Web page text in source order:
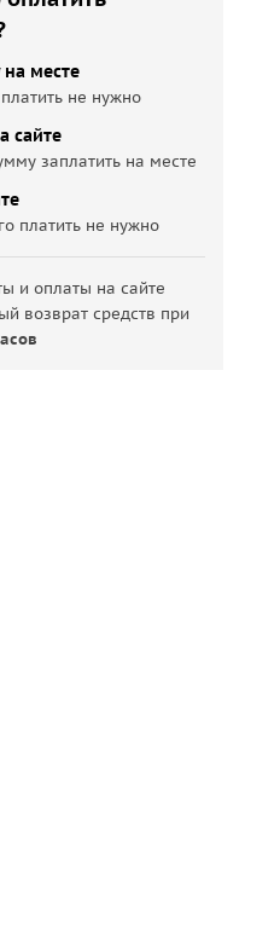
на месте
не нужно
сайте
заплатить на месте
платить не нужно
и оплаты на сайте
возврат средств при